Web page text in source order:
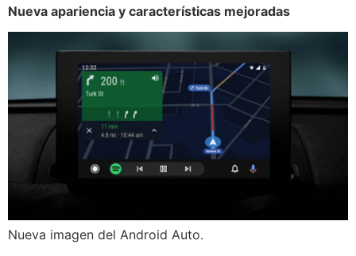
Nueva apariencia y características mejoradas
Nueva imagen del Android Auto.